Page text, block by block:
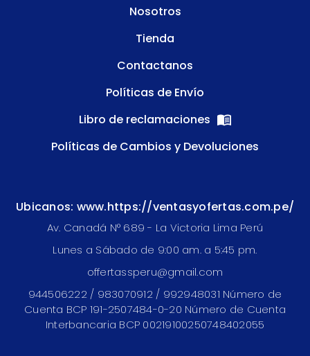
Nosotros
Tienda
Contactanos
Políticas de Envío
Libro de reclamaciones
Políticas de Cambios y Devoluciones
Ubicanos: www.https://ventasyofertas.com.pe/
Av. Canadá N° 689 - La Victoria Lima Perú
Lunes a Sábado de 9:00 am. a 5:45 pm.
offertassperu@gmail.com
944506222 / 983070912 / 992948031 Número de
Cuenta BCP 191-2507484-0-20 Número de Cuenta
Interbancaria BCP 00219100250748402055